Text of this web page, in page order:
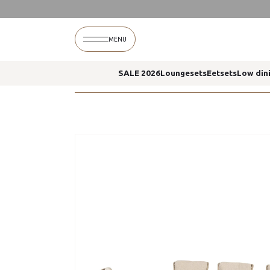
MENU
SALE 2026LoungesetsEetsetsLow
Fabrice dining stoelen latte prado
Fabrice dining stoelen latte prado